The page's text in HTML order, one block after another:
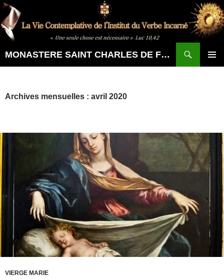
Aller
au
contenu
MONASTERE SAINT CHARLES DE FOUCAULD
Archives mensuelles : avril 2020
VIERGE MARIE